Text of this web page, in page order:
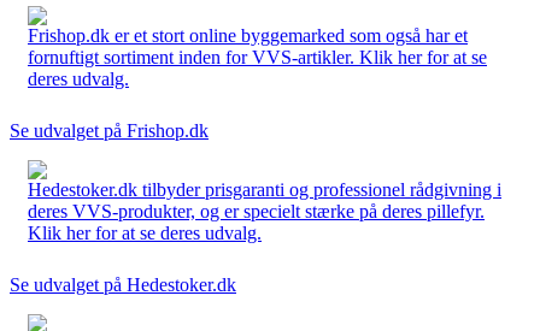
Frishop.dk er et stort online byggemarked som også har et
fornuftigt sortiment inden for VVS-artikler. Klik her for at se
deres udvalg.
Se udvalget på Frishop.dk
Hedestoker.dk tilbyder prisgaranti og professionel rådgivning i
deres VVS-produkter, og er specielt stærke på deres pillefyr.
Klik her for at se deres udvalg.
Se udvalget på Hedestoker.dk